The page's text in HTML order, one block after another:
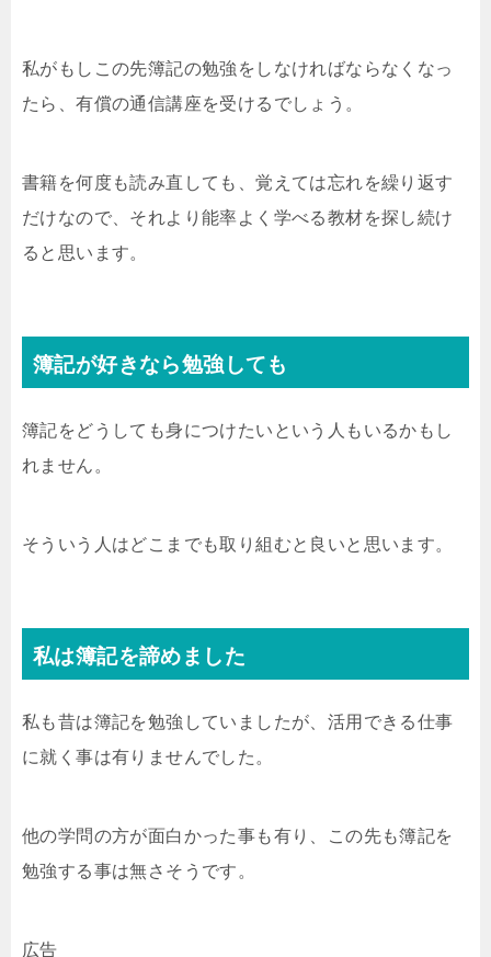
私がもしこの先簿記の勉強をしなければならなくなっ
たら、有償の通信講座を受けるでしょう。
書籍を何度も読み直しても、覚えては忘れを繰り返す
だけなので、それより能率よく学べる教材を探し続け
ると思います。
簿記が好きなら勉強しても
簿記をどうしても身につけたいという人もいるかもし
れません。
そういう人はどこまでも取り組むと良いと思います。
私は簿記を諦めました
私も昔は簿記を勉強していましたが、活用できる仕事
に就く事は有りませんでした。
他の学問の方が面白かった事も有り、この先も簿記を
勉強する事は無さそうです。
広告